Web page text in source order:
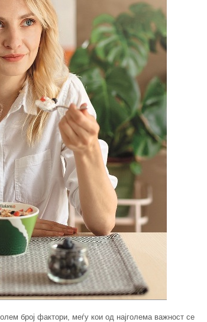
број фактори, меѓу кои од најголема важност се